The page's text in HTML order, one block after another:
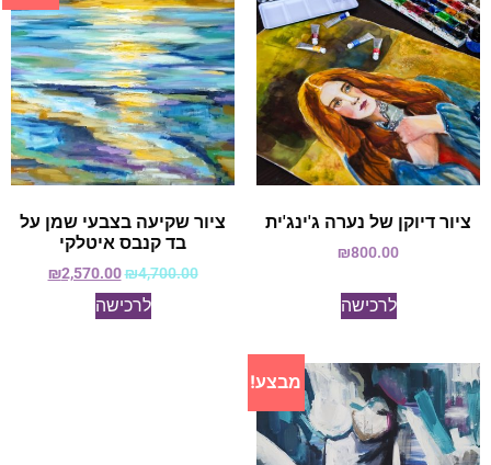
ציור דיוקן של נערה ג'ינג'ית
₪800.00
לרכישה
ציור שקיעה בצבעי שמן על
בד קנבס איטלקי
₪4,700.00
₪2,570.00
לרכישה
מבצע!